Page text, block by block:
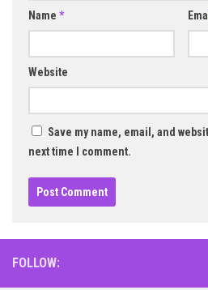
Name *
Website
Save my name, email, and
next time I comment.
FOLLOW: